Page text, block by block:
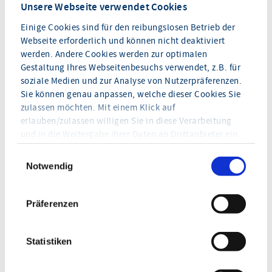
Unsere Webseite verwendet Cookies
Einige Cookies sind für den reibungslosen Betrieb der
Webseite erforderlich und können nicht deaktiviert
werden. Andere Cookies werden zur optimalen
Gestaltung Ihres Webseitenbesuchs verwendet, z.B. für
soziale Medien und zur Analyse von Nutzerpräferenzen.
Sie können genau anpassen, welche dieser Cookies Sie
zulassen möchten. Mit einem Klick auf
erlauben/zulassen willigen Sie in diese Verarbeitung
und in die Weitergabe Ihrer Daten an Drittanbieter ein
(Drittanbieter führen diese Informationen
möglicherweise mit weiteren Daten über Sie
zusammen).
Hinweis zu YouTube-Videos
Notwendig
Präferenzen
Statistiken
Präsenzunterricht mit Online-Modulen. In den
Präsenzphasen lernen Sie gemeinsam mit Ihren
Studienkollegen. Darüber hinaus bieten Ihnen die
Online-Module eine zeit- und ortsunabhängige
Wissensvermittlung, gestützt durch Chats,
Videokonferenzen und tutorielle Begleitung. Das
Beste aus beiden Lernwelten!
Mehr erfahren
WEBINAR
Ein Webinar ist interaktiv ausgelegt und ermöglicht
eine beidseitige Kommunikation zwischen Dozenten
einer festen Start- und Endzeit übermittelt. Sie